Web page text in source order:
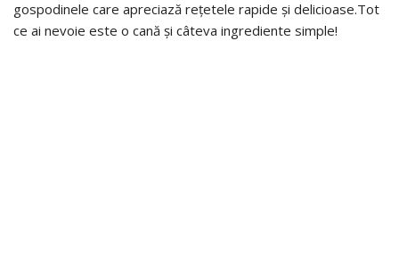
gospodinele care apreciază rețetele rapide și delicioase.Tot
ce ai nevoie este o cană și câteva ingrediente simple!